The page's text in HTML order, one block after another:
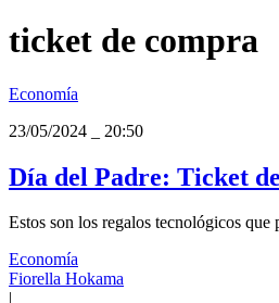
ticket de compra
Economía
23/05/2024
20:50
Día del Padre: Ticket
Estos son los regalos tecnológicos
Economía
Fiorella Hokama